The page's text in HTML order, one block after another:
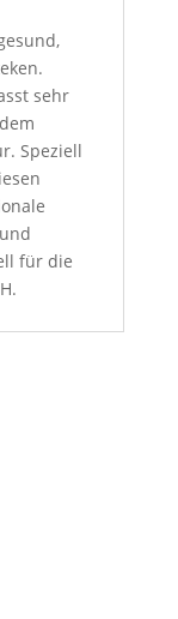
sehr
Speziell
für die